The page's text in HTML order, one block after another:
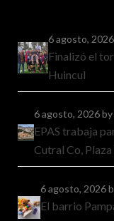
6 agosto,
Finalizó el
Huincul
6 agosto, 2026
EPAS trabaja
Cutral Co,
6 agosto, 2026
El barrio